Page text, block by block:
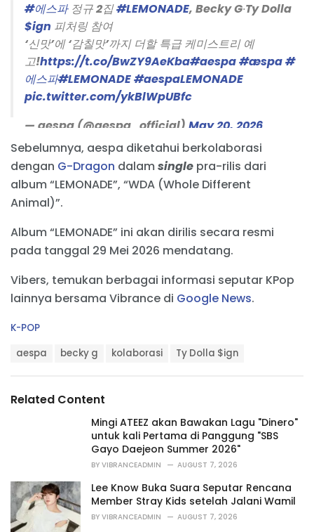
#에스파정규 2집#LEMONADE, Becky G∙Ty Dolla
$ign 피처링 참여
‘신맛’에 ‘감칠맛’까지 더할 특급 케미스트리 예
고!https://t.co/BwZY9AeKba#aespa#æspa#
에스파#LEMONADE#aespaLEMONADE
pic.twitter.com/ykBlWpUBfc
— aespa (@aespa_official) May 20, 2026
Sebelumnya, aespa diketahui berkolaborasi
dengan G-Dragon dalamsingle pra-rilis dari
album “LEMONADE”, “WDA (Whole Different
Animal)”.
Album “LEMONADE” ini akan dirilis secara resmi
pada tanggal 29 Mei 2026 mendatang.
Vibers, temukan berbagai informasi seputar KPop
lainnya bersama Vibrance di Google News.
C
r
K-POP
:
aespa becky g kolaborasi Ty Dolla $ign
Related Content
Mingi ATEEZ akan Bawakan Lagu "Dinero"
untuk kali Pertama di Panggung "SBS
Gayo Daejeon Summer 2026"
BY VIBRANCEADMIN AUGUST 7, 2026
Lee Know Buka Suara Seputar Rencana
Member Stray Kids setelah Jalani Wamil
BY VIBRANCEADMIN AUGUST 7, 2026